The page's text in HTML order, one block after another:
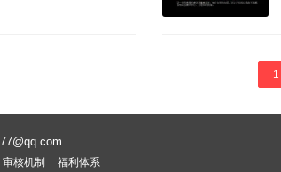
1
审核机制 福利体系